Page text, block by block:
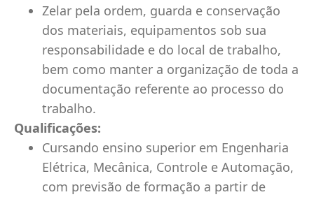
Zelar pela ordem, guarda e conservação
dos materiais, equipamentos sob sua
responsabilidade e do local de trabalho,
bem como manter a organização de toda a
documentação referente ao processo do
trabalho.
Qualificações:
Cursando ensino superior em Engenharia
Elétrica, Mecânica, Controle e Automação,
com previsão de formação a partir de